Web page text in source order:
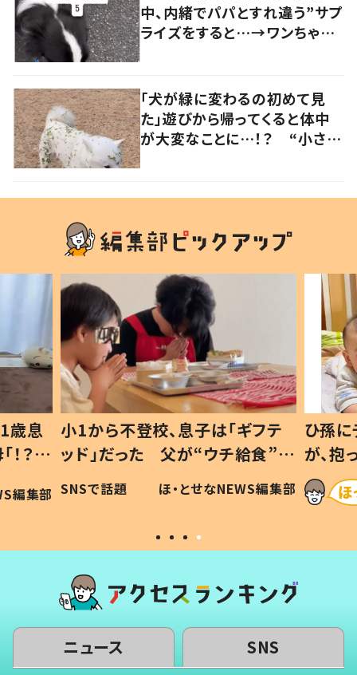
中、内緒でパパとすれ違う”サプ
ライズをすると…→ワンちゃん
「犬が緑に変わるの初めて見
た」遊びから帰ってくると体中
が大変なことに…！？ “小さい
歳息
？」
編集部
小1から不登校、息子は「ギフテ
ッド」だった 父が“ウチ給食”を
作り続ける理由とは #令和の親
#令和の子
SNSで話題 ほ・とせなNEWS編集部
ひ孫
が、
「涙が
い」
ニュース SNS